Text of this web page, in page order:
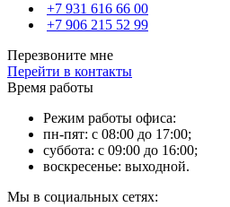
+7 931 616 66 00
+7 906 215 52 99
Перезвоните мне
Перейти в контакты
Время работы
Режим работы офиса:
пн-пят: с 08:00 до 17:00;
суббота: с 09:00 до 16:00;
воскресенье: выходной.
Мы в социальных сетях: